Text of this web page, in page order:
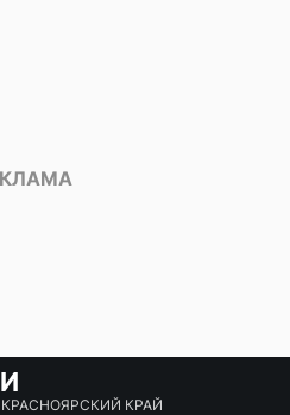
КРАЙ